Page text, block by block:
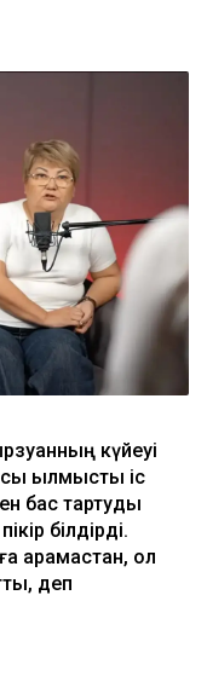
күйеуі
қылмыстық іс
бас тартуды
білдірді.
қарамастан, ол
деп